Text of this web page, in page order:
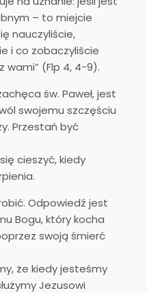
– to miejcie
nauczyliście,
i co zobaczyliście
wami” (Flp 4, 4-9).
św. Paweł, jest
swojemu szczęściu
Przestań być
cieszyć, kiedy
Odpowiedź jest
Bogu, który kocha
swoją śmierć
że kiedy jesteśmy
Jezusowi